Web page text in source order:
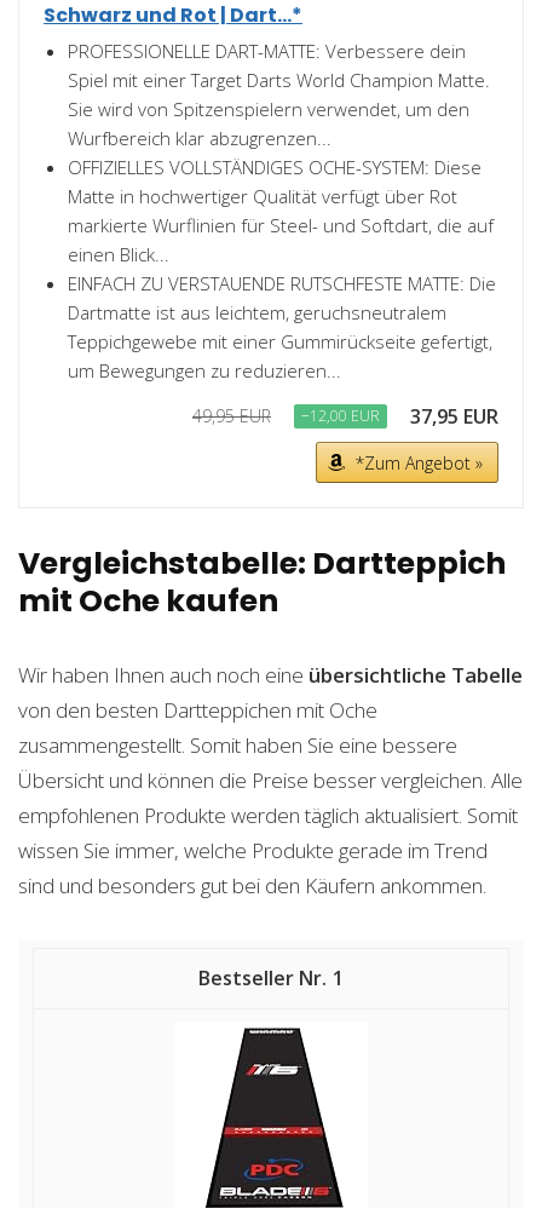
Schwarz und Rot | Dart...*
PROFESSIONELLE DART-MATTE: Verbessere dein
Spiel mit einer Target Darts World Champion Matte.
Sie wird von Spitzenspielern verwendet, um den
Wurfbereich klar abzugrenzen...
OFFIZIELLES VOLLSTÄNDIGES OCHE-SYSTEM: Diese
Matte in hochwertiger Qualität verfügt über Rot
markierte Wurflinien für Steel- und Softdart, die auf
einen Blick...
EINFACH ZU VERSTAUENDE RUTSCHFESTE MATTE: Die
Dartmatte ist aus leichtem, geruchsneutralem
Teppichgewebe mit einer Gummirückseite gefertigt,
um Bewegungen zu reduzieren...
49,95 EUR −12,00 EUR 37,95 EUR
*Zum Angebot »
Vergleichstabelle: Dartteppich
mit Oche kaufen
Wir haben Ihnen auch noch eine übersichtliche Tabelle
von den besten Dartteppichen mit Oche
zusammengestellt. Somit haben Sie eine bessere
Übersicht und können die Preise besser vergleichen. Alle
empfohlenen Produkte werden täglich aktualisiert. Somit
wissen Sie immer, welche Produkte gerade im Trend
sind und besonders gut bei den Käufern ankommen.
1